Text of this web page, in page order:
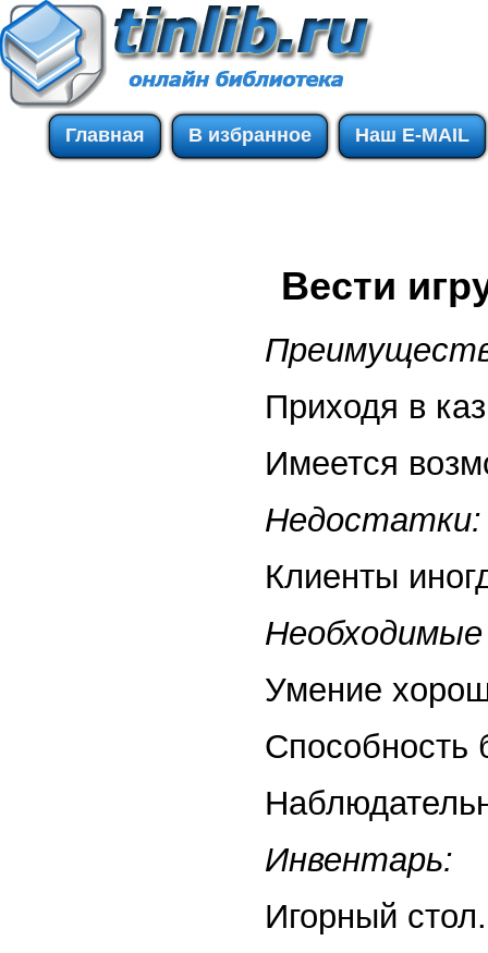
Главная В избранное Наш E-MAIL
Вести
Приходя в
Имеется
Недостатки:
Клиенты
Умение
Способность
Инвентарь:
Игорный стол.